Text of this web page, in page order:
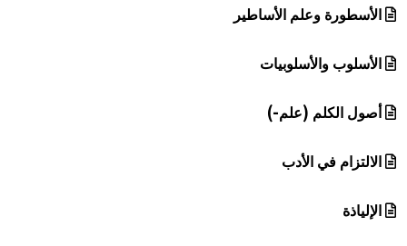
الأسطورة وعلم الأساطير
الأسلوب والأسلوبيات
أصول الكلم (علم-)
الالتزام في الأدب
الإلياذة